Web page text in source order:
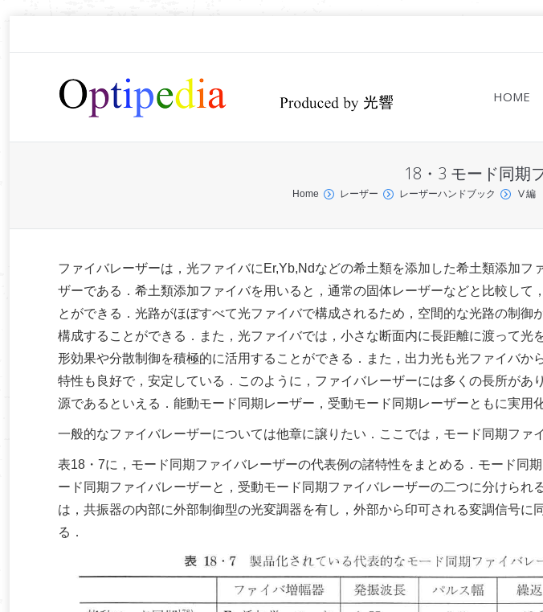
HOME
18・3 モード同期
Home レーザー レーザーハンドブック Ⅴ編
ファイバレーザーは，光ファイバにEr,Yb,Ndなどの希土類を添加した希土類添加フ
ザーである．希土類添加ファイバを用いると，通常の固体レーザーなどと比較して
とができる．光路がほぼすべて光ファイバで構成されるため，空間的な光路の制御
構成することができる．また，光ファイバでは，小さな断面内に長距離に渡って光
形効果や分散制御を積極的に活用することができる．また，出力光も光ファイバか
特性も良好で，安定している．このように，ファイバレーザーには多くの長所があ
源であるといえる．能動モード同期レーザー，受動モード同期レーザーともに実用
一般的なファイバレーザーについては他章に譲りたい．ここでは，モード同期ファ
表18・7に，モード同期ファイバレーザーの代表例の諸特性をまとめる．モード同
ード同期ファイバレーザーと，受動モード同期ファイバレーザーの二つに分けられ
は，共振器の内部に外部制御型の光変調器を有し，外部から印可される変調信号に
る．